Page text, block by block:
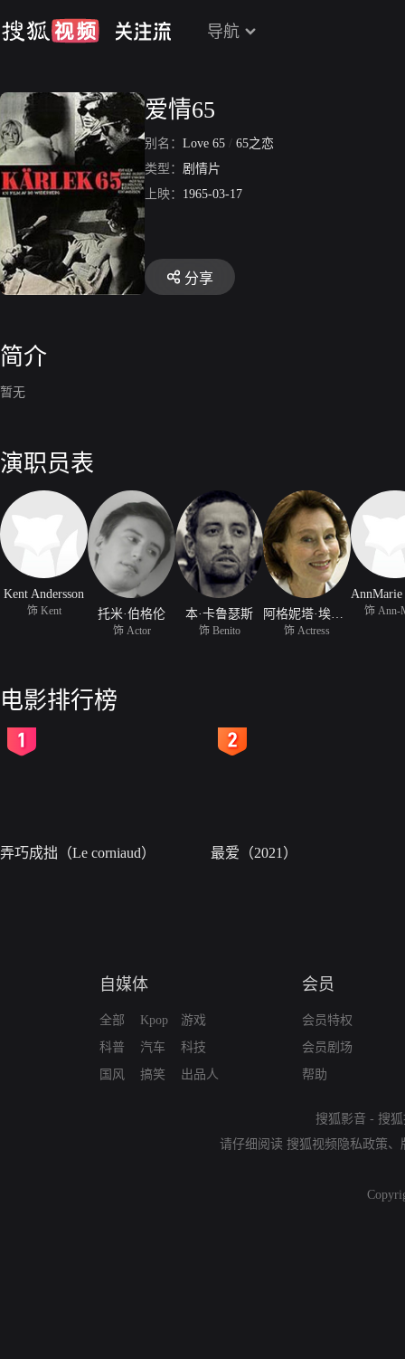
导航
爱情65
别名： Love 65 / 65之恋
类型： 剧情片
上映： 1965-03-17
分享
简介
暂无
演职员表
Kent Andersson
饰 Kent 托米·伯格伦
饰 Actor
本·卡鲁瑟斯
饰 Benito 饰 Actress
饰 Ann-
电影排行榜
弄巧成拙（Le corniaud） 最爱（2021）
自媒体
全部
科普
国风
Kpop
汽车
搞笑
游戏
科技
出品人
会员
会员特权
会员剧场
帮助
搜狐影音 - 搜
请仔细阅读 搜狐视频隐私政策、